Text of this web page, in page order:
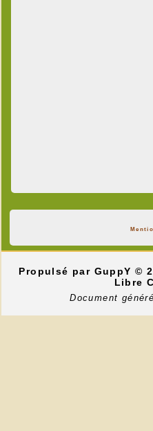
Propulsé par GuppY©
Libre
Document